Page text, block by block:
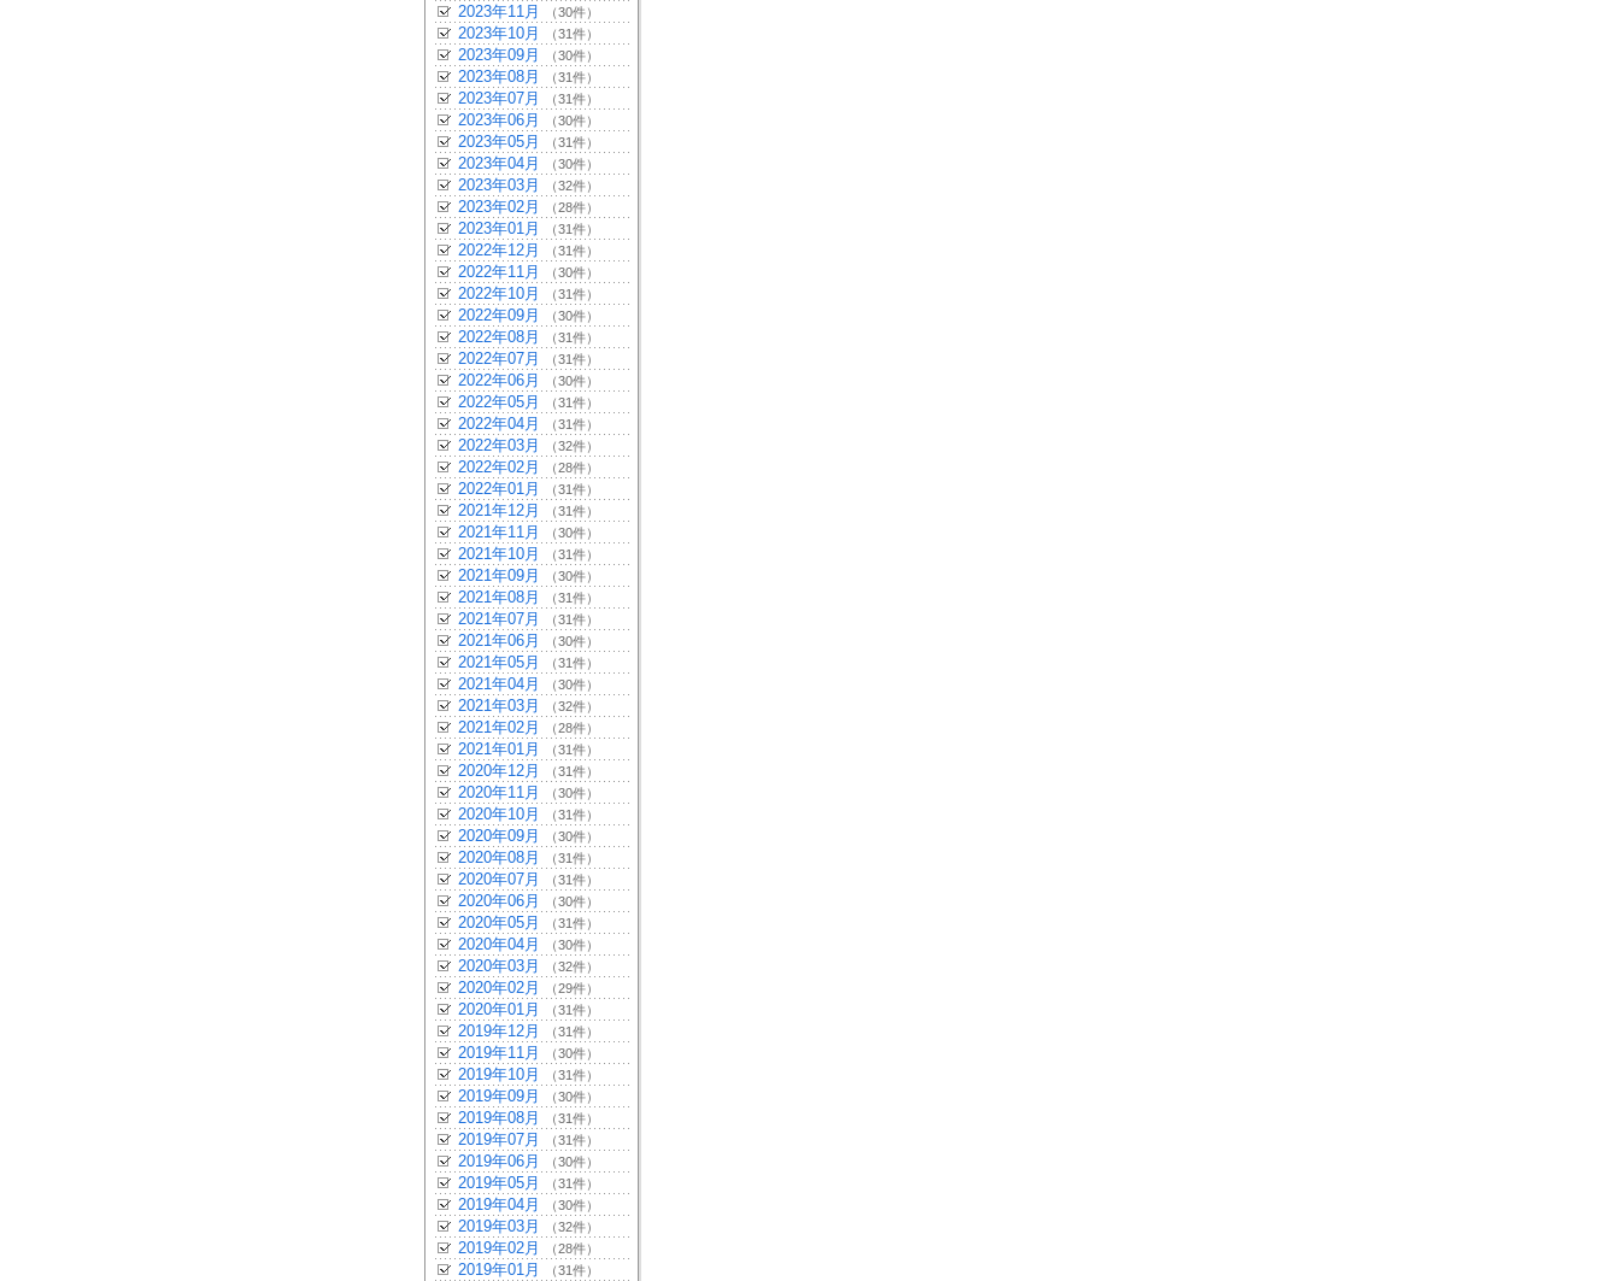
2023年11月 （30件）
2023年10月 （31件）
2023年09月 （30件）
2023年08月 （31件）
2023年07月 （31件）
2023年06月 （30件）
2023年05月 （31件）
2023年04月 （30件）
2023年03月 （32件）
2023年02月 （28件）
2023年01月 （31件）
2022年12月 （31件）
2022年11月 （30件）
2022年10月 （31件）
2022年09月 （30件）
2022年08月 （31件）
2022年07月 （31件）
2022年06月 （30件）
2022年05月 （31件）
2022年04月 （31件）
2022年03月 （32件）
2022年02月 （28件）
2022年01月 （31件）
2021年12月 （31件）
2021年11月 （30件）
2021年10月 （31件）
2021年09月 （30件）
2021年08月 （31件）
2021年07月 （31件）
2021年06月 （30件）
2021年05月 （31件）
2021年04月 （30件）
2021年03月 （32件）
2021年02月 （28件）
2021年01月 （31件）
2020年12月 （31件）
2020年11月 （30件）
2020年10月 （31件）
2020年09月 （30件）
2020年08月 （31件）
2020年07月 （31件）
2020年06月 （30件）
2020年05月 （31件）
2020年04月 （30件）
2020年03月 （32件）
2020年02月 （29件）
2020年01月 （31件）
2019年12月 （31件）
2019年11月 （30件）
2019年10月 （31件）
2019年09月 （30件）
2019年08月 （31件）
2019年07月 （31件）
2019年06月 （30件）
2019年05月 （31件）
2019年04月 （30件）
2019年03月 （32件）
2019年02月 （28件）
2019年01月 （31件）